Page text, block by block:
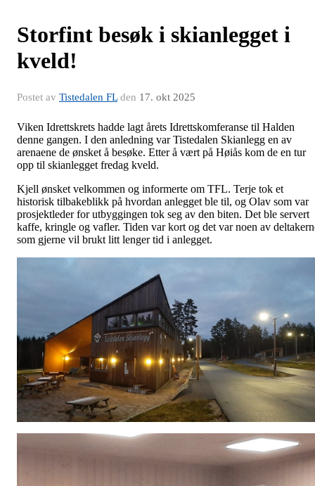
Storfint besøk i skianlegget i
kveld!
Postet av Tistedalen FLden 17. okt 2025
Viken Idrettskrets hadde lagt årets Idrettskomferanse til Halden
denne gangen. I den anledning var Tistedalen Skianlegg en av
arenaene de ønsket å besøke. Etter å vært på Høiås kom de en tur
opp til skianlegget fredag kveld.
Kjell ønsket velkommen og informerte om TFL. Terje tok et
historisk tilbakeblikk på hvordan anlegget ble til, og Olav som var
prosjektleder for utbyggingen tok seg av den biten. Det ble servert
kaffe, kringle og vafler. Tiden var kort og det var noen av
som gjerne vil brukt litt lenger tid i anlegget.